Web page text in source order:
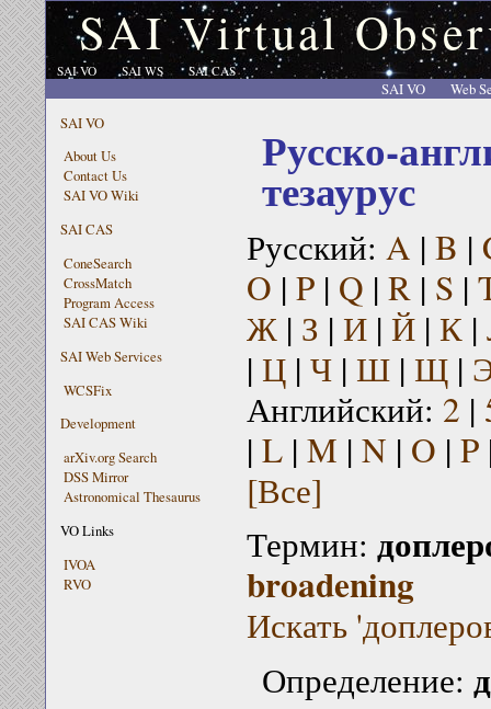
SAI Virtual
SAI VO SAI WS SAI CAS
SAI VO
Web
SAI VO
About Us
Contact Us
SAI VO Wiki
SAI CAS
ConeSearch
CrossMatch
Program Access
SAI CAS Wiki
SAI Web Services
WCSFix
Development
arXiv.org Search
DSS Mirror
Astronomical Thesaurus
VO Links
IVOA
RVO
Русско-
тезаурус
Русский: A | B |
O | P| Q | R| S |
Ж| З | И| Й| К|
| Ц| Ч| Ш| Щ|
Английский: 2 |
| L| M | N | O | P
[Все]
Термин:
broadening
Искать
Определение: